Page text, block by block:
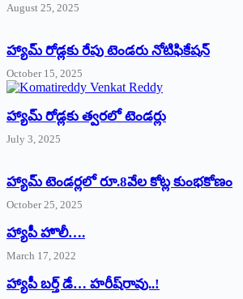
August 25, 2025
హ్యామ్‌ రోడ్లకు రేపు టెండరు నోటిఫికేషన్‌
October 15, 2025
హ్యామ్‌ రోడ్లకు త్వరలో టెండర్లు
July 3, 2025
హ్యామ్‌ ‌టెండర్లలో రూ.8వేల కోట్ల కుంభకోణం
October 25, 2025
హ్యాపీ హొలీ….
March 17, 2022
హ్యాపీ బర్త్ ‌డే… హరీష్‌రావు..!